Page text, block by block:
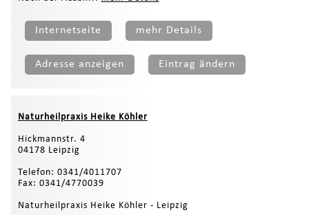
Internetseite mehr Details
Adresse anzeigen Eintrag ändern
Naturheilpraxis Heike Köhler
Hickmannstr. 4
04178 Leipzig
Telefon: 0341/4011707
Fax: 0341/4770039
Naturheilpraxis Heike Köhler - Leipzig